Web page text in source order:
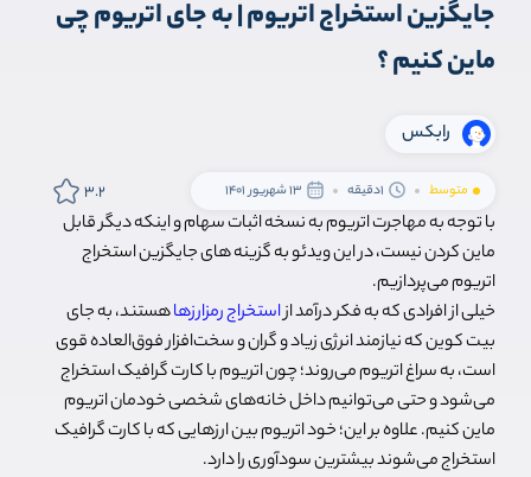
جایگزین استخراج اتریوم | به جای اتریوم چی
ماین کنیم ؟
رابکس
متوسط 1دقیقه 13 شهریور 1401 3.2
با توجه به مهاجرت اتریوم به نسخه اثبات سهام و اینکه دیگر قابل
ماین کردن نیست، در این ویدئو به گزینه های جایگزین استخراج
اتریوم می‌پردازیم.
خیلی از افرادی که به فکر درآمد ازاستخراج رمزارزهاهستند، به جای
بیت کوین که نیازمند انرژی زیاد و گران و سخت‌افزار فوق‌العاده قوی
است، به سراغ اتریوم می‌روند؛ چون اتریوم با کارت گرافیک استخراج
می‌شود و حتی می‌توانیم داخل خانه‌های شخصی خودمان اتریوم
ماین کنیم. علاوه بر این؛ خود اتریوم بین ارزهایی که با کارت گرافیک
استخراج می‌شوند بیشترین سودآوری را دارد.